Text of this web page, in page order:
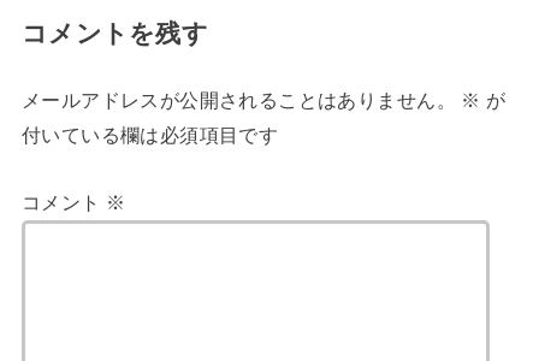
コメントを残す
メールアドレスが公開されることはありません。 ※ が
付いている欄は必須項目です
コメント ※